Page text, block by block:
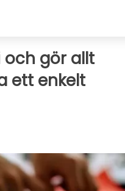
och gör allt
ett enkelt